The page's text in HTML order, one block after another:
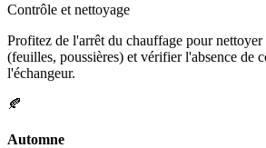
Contrôle et nettoyage
Profitez de l'arrêt du chauffage pour
(feuilles, poussières) et vérifier l'absence de
l'échangeur.
🍂
Automne